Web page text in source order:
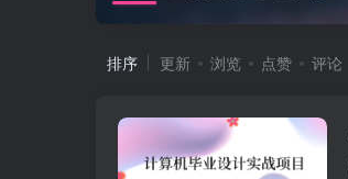
排序 更新 浏览 点赞 评论